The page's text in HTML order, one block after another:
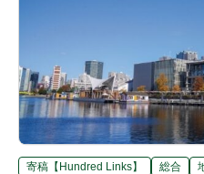
寄稿【Hundred Links】 総合